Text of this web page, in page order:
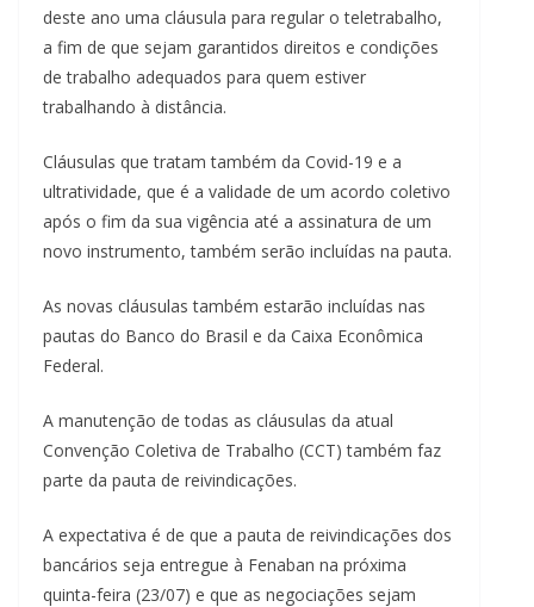
deste ano uma cláusula para regular o teletrabalho,
a fim de que sejam garantidos direitos e condições
de trabalho adequados para quem estiver
trabalhando à distância.
Cláusulas que tratam também da Covid-19 e a
ultratividade, que é a validade de um acordo coletivo
após o fim da sua vigência até a assinatura de um
novo instrumento, também serão incluídas na pauta.
As novas cláusulas também estarão incluídas nas
pautas do Banco do Brasil e da Caixa Econômica
Federal.
A manutenção de todas as cláusulas da atual
Convenção Coletiva de Trabalho (CCT) também faz
parte da pauta de reivindicações.
A expectativa é de que a pauta de reivindicações dos
bancários seja entregue à Fenaban na próxima
quinta-feira (23/07) e que as negociações sejam